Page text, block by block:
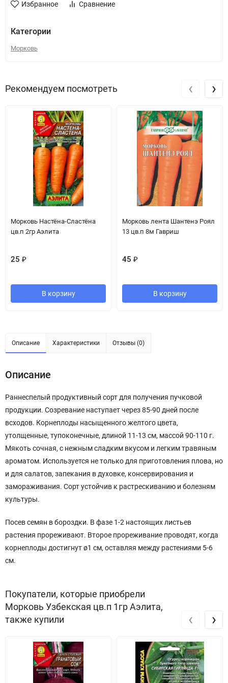
Избранное Сравнение
Категории
Морковь
Рекомендуем посмотреть
Морковь Настёна-Сластёна
цв.п 2гр Аэлита
25 ₽
В корзину
Морковь лента Шантенэ Роял
13 цв.п 8м Гавриш
45 ₽
В корзину
‹ ›
Описание Характеристики Отзывы (0)
Описание
Раннеспелый продуктивный сорт для получения пучковой
продукции. Созревание наступает через 85-90 дней после
всходов. Корнеплоды насыщенного желтого цвета,
утолщенные, тупоконечные, длиной 11-13 см, массой 90-110 г.
Мякоть сочная, с нежным сладким вкусом и легким травяным
ароматом. Используется не только для приготовления плова, но
и для салатов, запекания в духовке, консервирования и
замораживания. Сорт устойчив к растрескиванию и болезням
культуры.
Посев семян в бороздки. В фазе 1-2 настоящих листьев
растения прореживают. Второе прореживание проводят, когда
корнеплоды достигнут ø1 см, оставляя между растениями 5-6
см.
Покупатели, которые приобрели
Морковь Узбекская цв.п 1гр Аэлита,
также купили
‹ ›